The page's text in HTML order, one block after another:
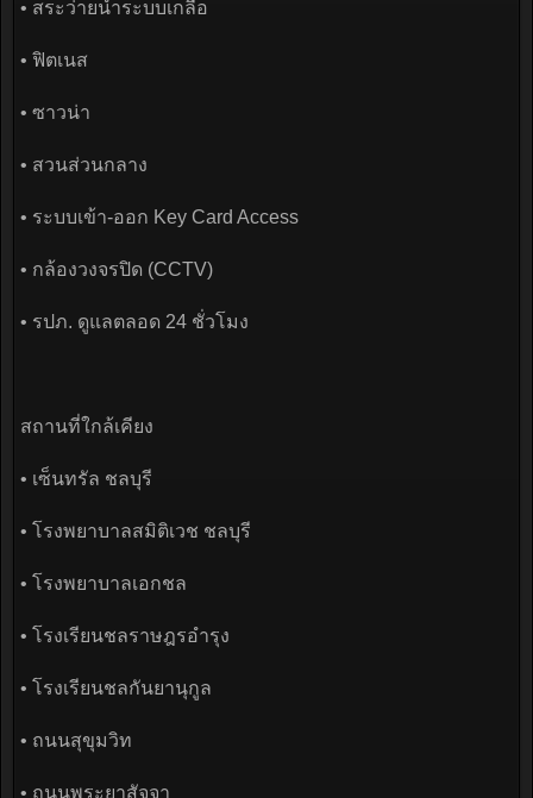
• สระว่ายน้ำระบบเกลือ
• ฟิตเนส
• ซาวน่า
• สวนส่วนกลาง
• ระบบเข้า-ออก Key Card Access
• กล้องวงจรปิด (CCTV)
• รปภ. ดูแลตลอด 24 ชั่วโมง
สถานที่ใกล้เคียง
• เซ็นทรัล ชลบุรี
• โรงพยาบาลสมิติเวช ชลบุรี
• โรงพยาบาลเอกชล
• โรงเรียนชลราษฎรอำรุง
• โรงเรียนชลกันยานุกูล
• ถนนสุขุมวิท
• ถนนพระยาสัจจา